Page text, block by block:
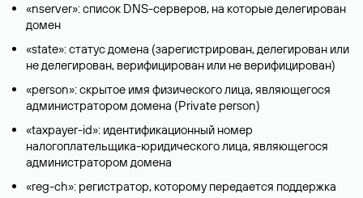
«nserver»: список DNS-серверов, на которые делегирован
домен
«state»: статус домена (зарегистрирован, делегирован или
не делегирован, верифицирован или не верифицирован)
«person»: скрытое имя физического лица, являющегося
администратором домена (Privatе person)
«taxpayer-id»: идентификационный номер
налогоплательщика-юридического лица, являющегося
администратором домена
«reg-ch»: регистратор, которому передается поддержка